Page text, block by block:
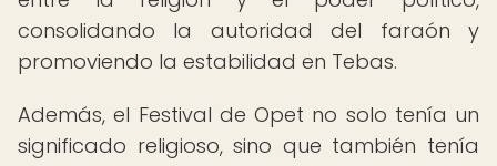
consolidando la autoridad del faraón y
promoviendo la estabilidad en Tebas.
Además, el Festival de Opet no solo tenía un
significado religioso, sino que también tenía